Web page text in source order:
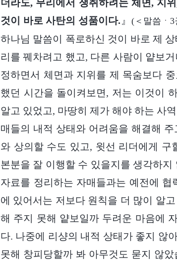
더라도, 무리에서 쟁취하려는 체면, 지
것이 바로 사탄의 성품이다. 』 (＜말씀ㆍ
하나님 말씀이 폭로하신 것이 바로 제
리를 꿰차려고 했고, 다른 사람이 얕보
정하면서 체면과 지위를 제 목숨보다
했던 시간을 돌이켜보면, 저는 이것이
알고 있었고, 마땅히 제가 해야 하는 사
매들의 내적 상태와 어려움을 해결해
와 상의할 수도 있고, 윗선 리더에게 구
본분을 잘 이행할 수 있을지를 생각하
자료를 정리하는 자매들과는 예전에
에 있어서는 저보다 원칙을 더 많이 알
해 주지 못해 얕보일까 두려운 마음에
다. 나중에 리샹의 내적 상태가 좋지 않
못해 창피당할까 봐 아무것도 묻지 않